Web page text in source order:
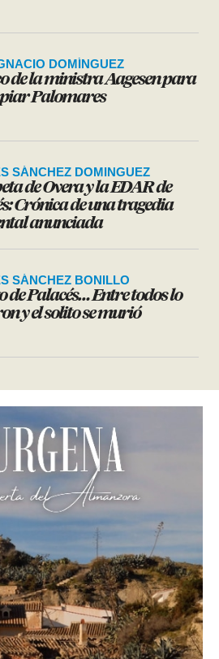
de la ministra Aagesen para
Palomares
DOMÍNGUEZ
de Overa y la EDAR de
Crónica de una tragedia
anunciada
SÁNCHEZ DOMINGUEZ
de Palacés… Entre todos lo
y el solito se murió
SÁNCHEZ BONILLO